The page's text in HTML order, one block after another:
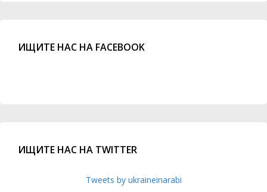
ИЩИТЕ НАС НА FACEBOOK
ИЩИТЕ НАС НА TWITTER
Tweets by ukraineinarabi